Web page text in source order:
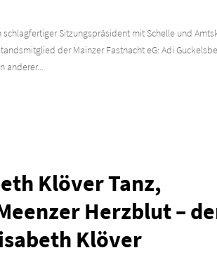
schlagfertiger Sitzungspräsident mit Schelle und
der Mainzer Fastnacht eG: Adi
anderer...
Klöver Tanz,
Herzblut –
Klöver